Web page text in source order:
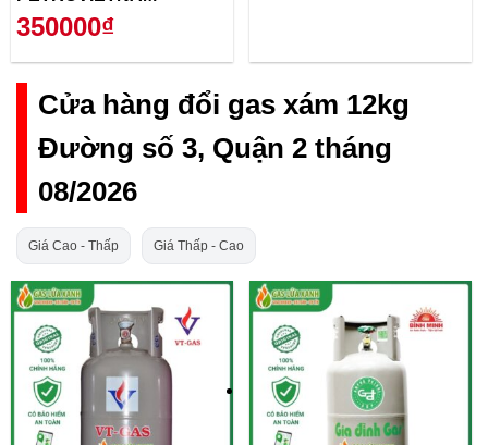
350000₫
Cửa hàng đổi gas xám 12kg
Đường số 3, Quận 2 tháng
08/2026
Giá Cao - Thấp Giá Thấp - Cao